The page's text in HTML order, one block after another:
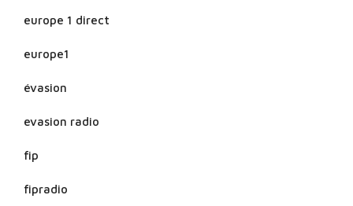
europe 1 direct
europe1
évasion
evasion radio
fip
fipradio